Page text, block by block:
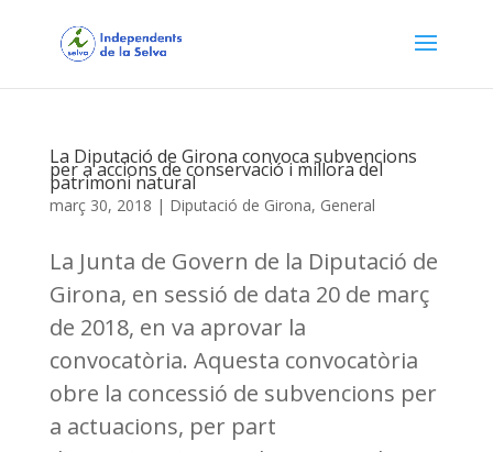
La Diputació de Girona convoca subvencions
per a accions de conservació i millora del
patrimoni natural
març 30, 2018 | Diputació de Girona, General
La Junta de Govern de la Diputació de
Girona, en sessió de data 20 de març
de 2018, en va aprovar la
convocatòria. Aquesta convocatòria
obre la concessió de subvencions per
a actuacions, per part